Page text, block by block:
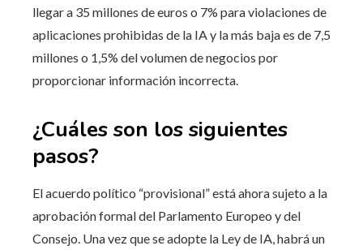
llegar a 35 millones de euros o 7% para violaciones de
aplicaciones prohibidas de la IA y la más baja es de 7,5
millones o 1,5% del volumen de negocios por
proporcionar información incorrecta.
¿Cuáles son los siguientes
pasos?
El acuerdo político “provisional” está ahora sujeto a la
aprobación formal del Parlamento Europeo y del
Consejo. Una vez que se adopte la Ley de IA, habrá un